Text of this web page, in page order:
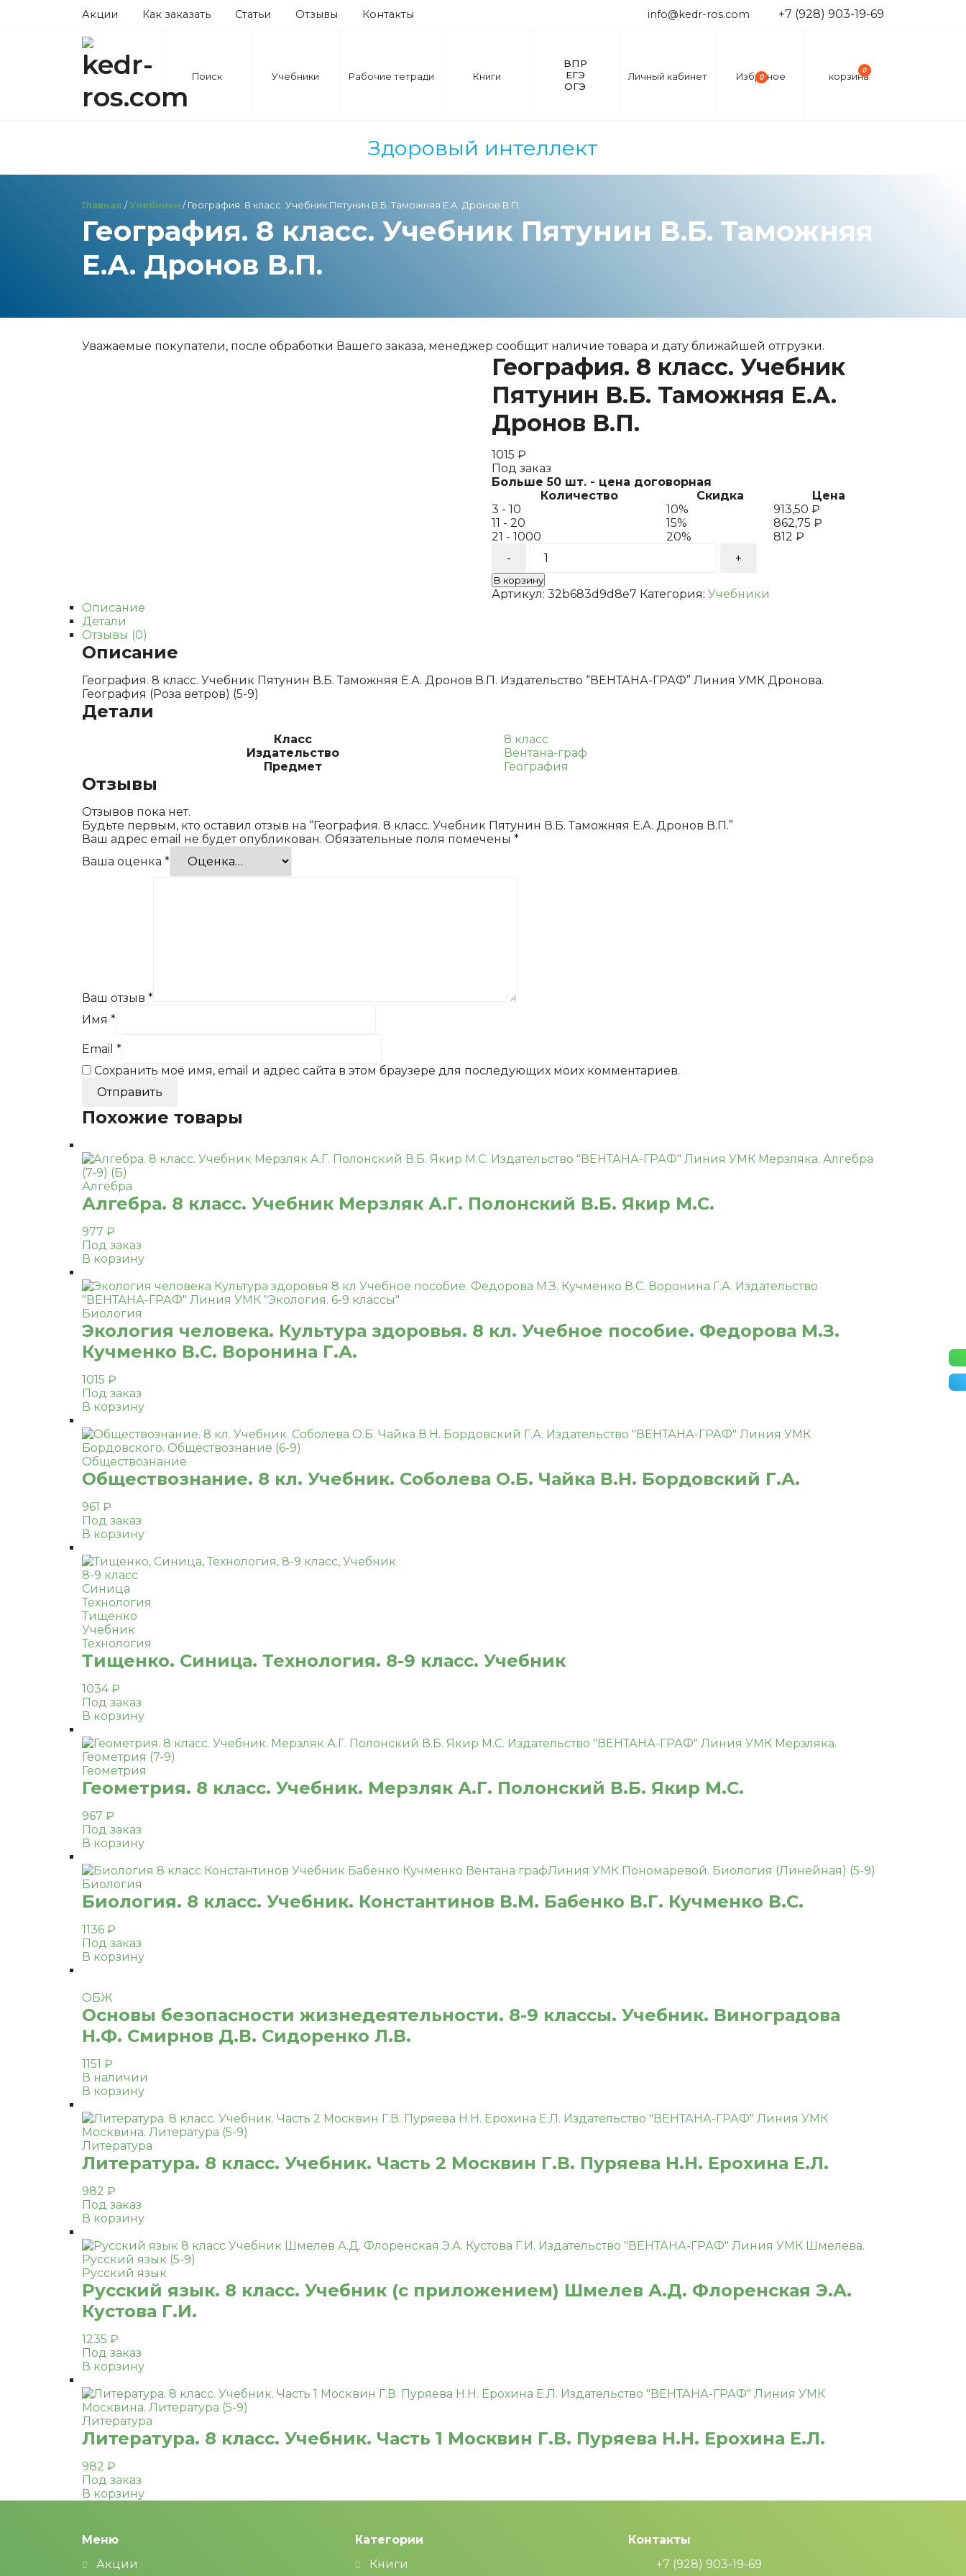
Акции Как заказать Статьи Отзывы Контакты info@kedr-ros.com +7 (928) 903-19-69
Поиск Учебники Рабочие тетради Книги
ВПР
ЕГЭ
ОГЭ
Личный кабинет 0
Избраное
0
корзина
Здоровый интеллект
Главная / Учебники / География. 8 класс. Учебник Пятунин В.Б. Таможняя Е.А. Дронов В.П.
География. 8 класс. Учебник Пятунин В.Б. Таможняя
Е.А. Дронов В.П.
Уважаемые покупатели, после обработки Вашего заказа, менеджер сообщит наличие товара и дату ближайшей отгрузки.
География. 8 класс. Учебник
Пятунин В.Б. Таможняя Е.А.
Дронов В.П.
1015 ₽
Под заказ
Больше 50 шт. - цена договорная
Количество
Скидка
Цена
3 - 10
10% 913,50 ₽
11 - 20
15% 862,75 ₽
21 - 1000
20% 812 ₽
товара
География.
8 класс.
Учебник
В.П.
В корзину
Артикул: 32b683d9d8e7 Категория: Учебники
Описание
Детали
Отзывы (0)
Описание
География. 8 класс. Учебник Пятунин В.Б. Таможняя Е.А. Дронов В.П. Издательство “ВЕНТАНА-ГРАФ” Линия УМК Дронова.
География (Роза ветров) (5-9)
Детали
Класс
8 класс
Издательство
Вентана-граф
Предмет
География
Отзывы
Отзывов пока нет.
Будьте первым, кто оставил отзыв на “География. 8 класс. Учебник Пятунин В.Б. Таможняя Е.А. Дронов В.П.”
Ваш адрес email не будет опубликован. Обязательные поля помечены *
Ваша оценка *
Ваш отзыв *
Имя *
Email *
Сохранить моё имя, email и адрес сайта в этом браузере для последующих моих комментариев.
Похожие товары
Алгебра
Алгебра. 8 класс. Учебник Мерзляк А.Г. Полонский В.Б. Якир М.С.
977 ₽
Под заказ
В корзину
Биология
Экология человека. Культура здоровья. 8 кл. Учебное пособие. Федорова М.З.
Кучменко В.С. Воронина Г.А.
1015 ₽
Под заказ
В корзину
Обществознание
Обществознание. 8 кл. Учебник. Соболева О.Б. Чайка В.Н. Бордовский Г.А.
961 ₽
Под заказ
В корзину
8-9 класс
Синица
Технология
Тищенко
Учебник
Технология
Тищенко. Синица. Технология. 8-9 класс. Учебник
1034₽
Под заказ
В корзину
Геометрия
Геометрия. 8 класс. Учебник. Мерзляк А.Г. Полонский В.Б. Якир М.С.
967 ₽
Под заказ
В корзину
Биология
Биология. 8 класс. Учебник. Константинов В.М. Бабенко В.Г. Кучменко В.С.
1136 ₽
Под заказ
В корзину
ОБЖ
Основы безопасности жизнедеятельности. 8-9 классы. Учебник. Виноградова
Н.Ф. Смирнов Д.В. Сидоренко Л.В.
1151 ₽
В наличии
В корзину
Литература
Литература. 8 класс. Учебник. Часть 2 Москвин Г.В. Пуряева Н.Н. Ерохина Е.Л.
982 ₽
Под заказ
В корзину
Русский язык
Русский язык. 8 класс. Учебник (с приложением) Шмелев А.Д. Флоренская Э.А.
Кустова Г.И.
1235 ₽
Под заказ
В корзину
Литература
Литература. 8 класс. Учебник. Часть 1 Москвин Г.В. Пуряева Н.Н. Ерохина Е.Л.
982 ₽
Под заказ
В корзину
Меню
Акции
Категории
Книги
Контакты
+7 (928) 903-19-69